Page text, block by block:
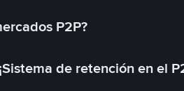
P2P?
de retención en el